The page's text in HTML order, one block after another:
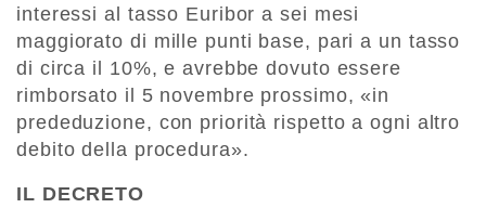
interessi al tasso Euribor a sei mesi
maggiorato di mille punti base, pari a un tasso
di circa il 10%, e avrebbe dovuto essere
rimborsato il 5 novembre prossimo, «in
prededuzione, con priorità rispetto a ogni altro
debito della procedura».
IL DECRETO